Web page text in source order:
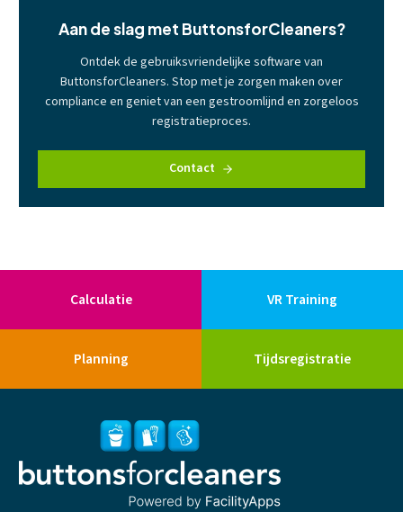
Aan de slag met ButtonsforCleaners?
Ontdek de gebruiksvriendelijke software van
ButtonsforCleaners. Stop met je zorgen maken over
compliance en geniet van een gestroomlijnd en zorgeloos
registratieproces.
Contact
Calculatie VR Training
Planning Tijdsregistratie